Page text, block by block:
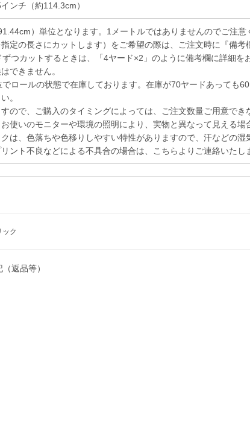
ンチ（約114.3cm）
）単位となります。1メートルではありませんのでご注意
定の長さにカットします）をご希望の際は、ご注文時に『備考
つカットするときは、「4ヤード×2」のように備考欄に詳細を
できません。
でロールの状態で在庫しております。在庫が70ヤードあっても
。
ので、ご購入のタイミングによっては、ご注文数量ご用意でき
使いのモニターや環境の照明により、実物と異なって見える場
は、色落ちや色移りしやすい特性がありますので、汗などの湿
ント不良などによる不具合の場合は、こちらよりご連絡いたし
ク
返品等）